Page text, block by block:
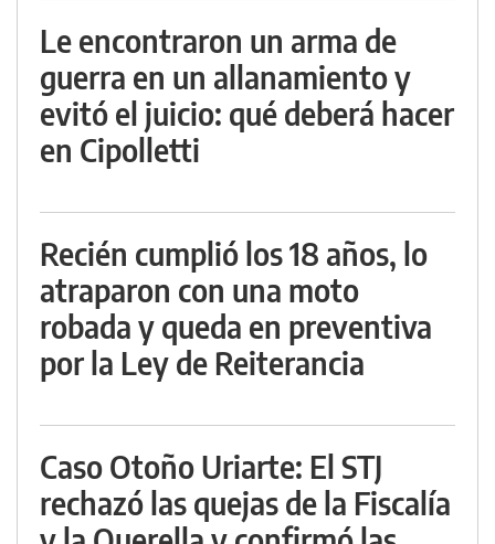
Le encontraron un arma de
guerra en un allanamiento y
evitó el juicio: qué deberá hacer
en Cipolletti
Recién cumplió los 18 años, lo
atraparon con una moto
robada y queda en preventiva
por la Ley de Reiterancia
Caso Otoño Uriarte: El STJ
rechazó las quejas de la Fiscalía